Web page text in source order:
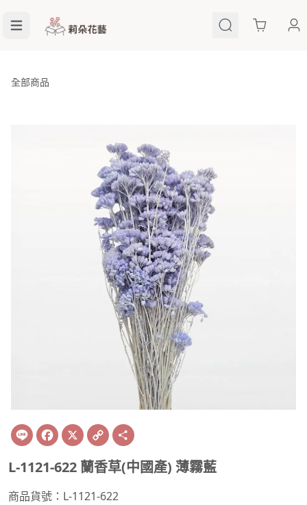
Cart
全部商品
Line Facebook
X Copy
Link
L-1121-622 蘭香草(中國產) 薄霧藍
商品貨號：L-1121-622